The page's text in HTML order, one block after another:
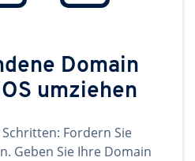
Domain
umziehen
Fordern Sie
Geben Sie Ihre Domain